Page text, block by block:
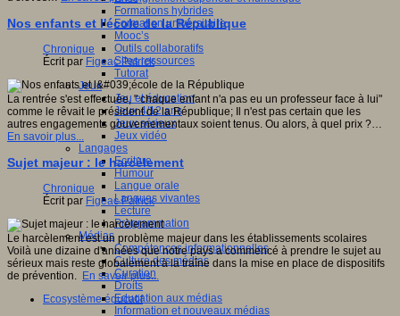
Formations hybrides
Formation universitaire
Mooc’s
Outils collaboratifs
Sites ressources
Tutorat
Jeux
Jeu et éducation
Jeux 4/12 ans
Jeux sérieux
Jeux vidéo
Langages
Ecriture
Humour
Langue orale
Langues vivantes
Lecture
Programmation
Médias
Compétences informationnelles
Culture des médias
Curation
Droits
Education aux médias
Information et nouveaux médias
Nos enfants et l'école de la République
Chronique
Écrit par Figeac Patrick
La rentrée s'est effectuée, " chaque enfant n'a pas eu un professeur face à lui"
comme le rêvait le président de la République; Il n'est pas certain que les
autres engagements gouvernementaux soient tenus. Ou alors, à quel prix ?…
En savoir plus...
Sujet majeur : le harcèlement
Chronique
Écrit par Figeac Patrick
Le harcèlement est un problème majeur dans les établissements scolaires
Voilà une dizaine d'années que notre pays a commencé à prendre le sujet au
sérieux mais reste globalement à la traîne dans la mise en place de dispositifs
de prévention. En savoir plus...
Ecosystème éducatif